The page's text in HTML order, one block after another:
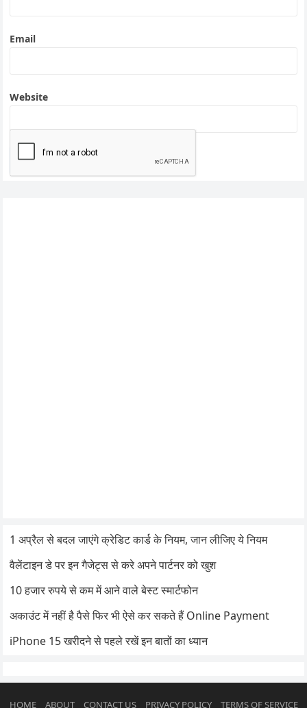
Email
Website
1 अप्रैल से बदल जाएंगे क्रेडिट कार्ड के नियम, जान लीजिए ये नियम
वैलेंटाइन डे पर इन गैजेट्स से करे अपने पार्टनर को खुश
10 हजार रुपये से कम में आने वाले बेस्ट स्मार्टफोन
अकाउंट में नहीं है पैसे फिर भी ऐसे कर सकते हैं Online Payment
iPhone 15 खरीदने से पहले रखें इन बातों का ध्यान
HOME ABOUT CONTACT US PRIVACY POLICY TERMS OF SERVICE